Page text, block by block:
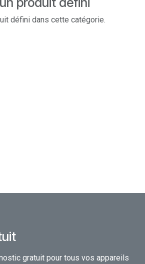
défini dans cette catégorie.
gratuit pour tous vos appareils